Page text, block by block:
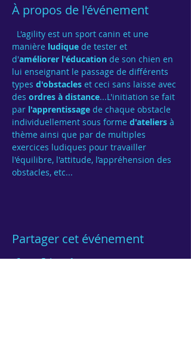
À propos de l'événement
L'agility est un sport canin et une
manière ludique de tester et
d'améliorer l'éducation de son chien en
lui enseignant le passage de différents
types d'obstacles et ceci sans laisse avec
des ordres à distance...L'initiation se fait
par l'apprentissage de chaque obstacle
individuellement sous forme d'ateliers à
thème ainsi que par de multiples
exercices ludiques pour travailler
l'équilibre, l'attitude, l’appréhension des
obstacles, etc...
Partager cet événement